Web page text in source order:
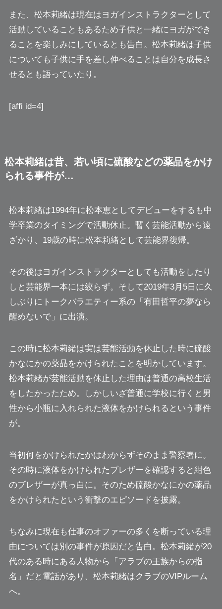
また、松本莉緒は現在はヨガインストラクターとして
活動していることもあるため子供と一緒にヨガができ
ることを楽しみにしているとも告白。松本莉緒は子供
についても子供に手を差し伸べることは自分を成長さ
せるとも語っていたり。
[affi id=4]
松本莉緒は昔、若い頃に硫酸などの薬品をかけ
られる事件が…
松本莉緒は1994年に松本恵としてデビューをするも中
学卒業のタイミングで活動休止。暫く芸能活動から遠
ざかり、19歳の時に松本莉緒として芸能界復帰。
その後はヨガインストラクターとしても活動をしたり
しと芸能界一本には絞らず。そして2019年3月5日に久
しぶりにトークバラエティー系の「有田哲平の夢なら
醒めないで」に出演。
この時に松本莉緒は実は芸能活動を休止した時に硫酸
かなにかの薬品をかけられたことを明かしています。
松本莉緒が芸能活動を休止した理由は普通の高校生活
をしたかったため。しかしいざ普通に学校に行くと男
性から小瓶に入れられた液体をかけられるという事件
が。
当初何をかけられたかはわからずそのまま警察署に。
その時に液体をかけられたブレザーを確認すると紺色
のブレザーが真っ白に。そのため硫酸かなにかの薬品
をかけられたという衝撃のエピソードを披露。
ちなみに現在も仕事のオファーの多くを断っている理
由については別の事件が原因だと告白。松本莉緒が20
代のある時にある人物から「アラブの王族からの指
名」だと電話があり、松本莉緒はクラブのVIPルーム
へ。